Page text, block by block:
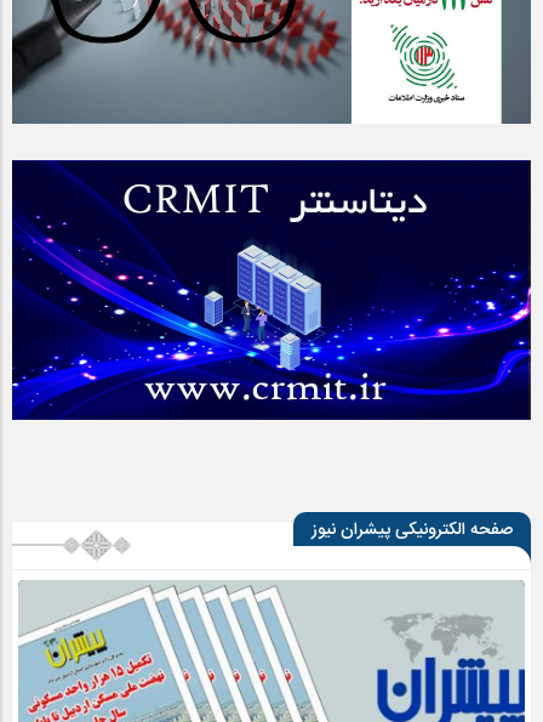
صفحه الکترونیکی پیشران نیوز